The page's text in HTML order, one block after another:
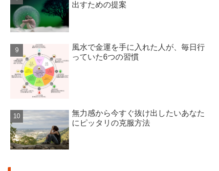
出すための提案
風水で金運を手に入れた人が、毎日行
っていた6つの習慣
無力感から今すぐ抜け出したいあなた
にピッタリの克服方法